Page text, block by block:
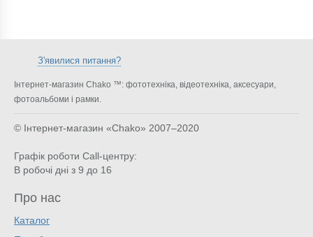
З'явилися питання?
Інтернет-магазин Chako ™: фототехніка, відеотехніка, аксесуари,
фотоальбоми і рамки.
© Інтернет-магазин «Chako» 2007–2020
Графік роботи Call-центру:
В робочі дні з 9 до 16
Про нас
Каталог